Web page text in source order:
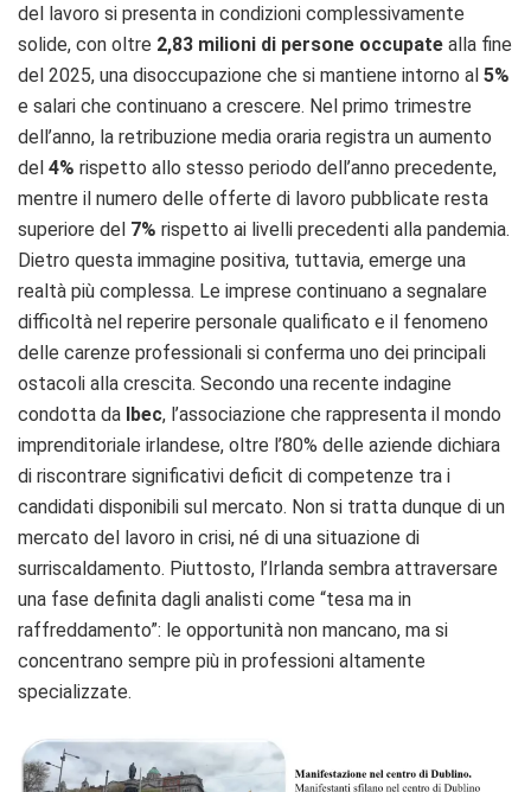
del lavoro si presenta in condizioni complessivamente
solide, con oltre 2,83 milioni di persone occupate alla fine
del 2025, una disoccupazione che si mantiene intorno al 5%
e salari che continuano a crescere. Nel primo trimestre
dell’anno, la retribuzione media oraria registra un aumento
del 4% rispetto allo stesso periodo dell’anno precedente,
mentre il numero delle offerte di lavoro pubblicate resta
superiore del 7% rispetto ai livelli precedenti alla pandemia.
Dietro questa immagine positiva, tuttavia, emerge una
realtà più complessa. Le imprese continuano a segnalare
difficoltà nel reperire personale qualificato e il fenomeno
delle carenze professionali si conferma uno dei principali
ostacoli alla crescita. Secondo una recente indagine
condotta da Ibec, l’associazione che rappresenta il mondo
imprenditoriale irlandese, oltre l’80% delle aziende dichiara
di riscontrare significativi deficit di competenze tra i
candidati disponibili sul mercato. Non si tratta dunque di un
mercato del lavoro in crisi, né di una situazione di
surriscaldamento. Piuttosto, l’Irlanda sembra attraversare
una fase definita dagli analisti come “tesa ma in
raffreddamento”: le opportunità non mancano, ma si
concentrano sempre più in professioni altamente
specializzate.